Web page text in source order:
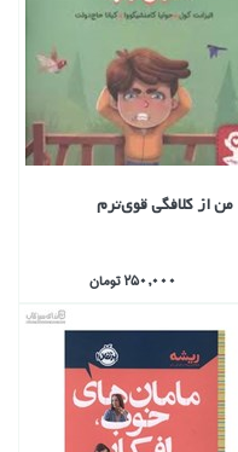
من از كلافگي قوي‌ترم
250,000 تومان